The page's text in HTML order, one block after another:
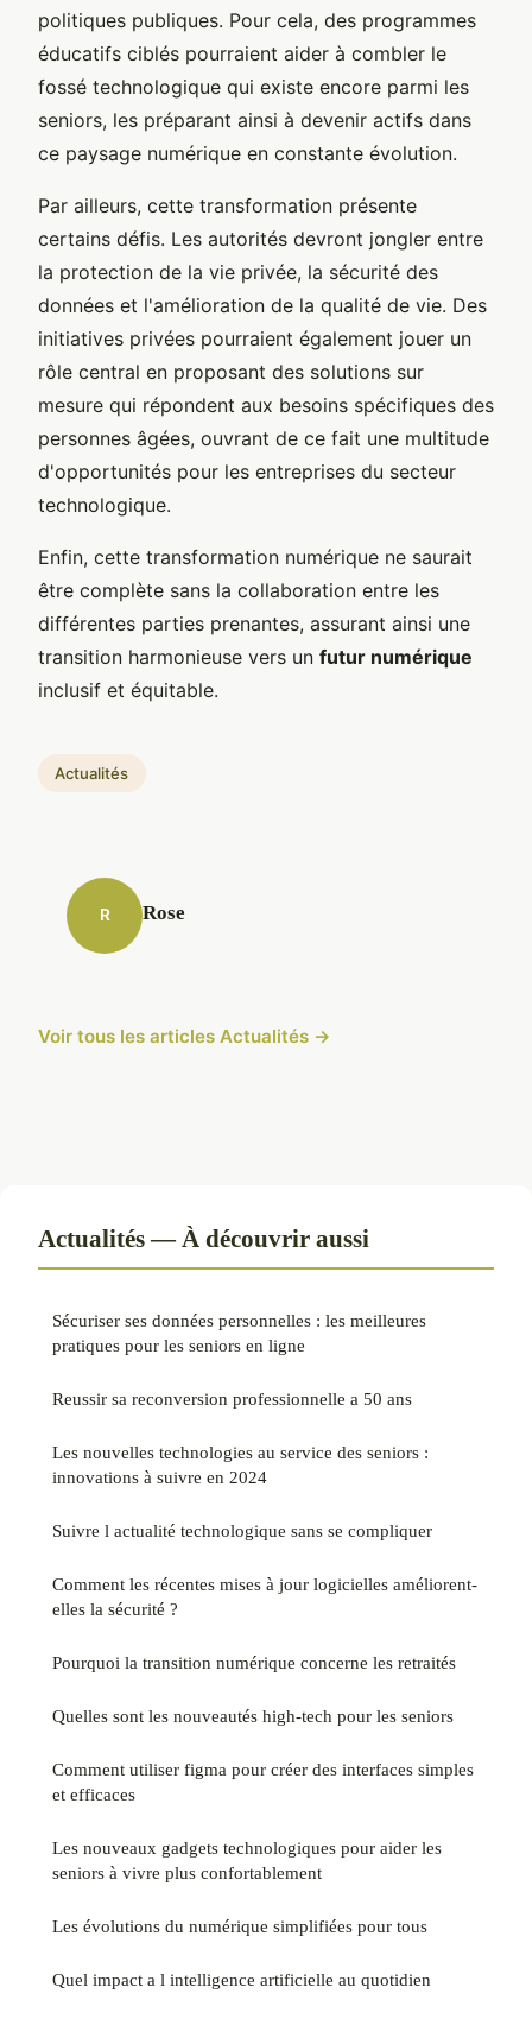
politiques publiques. Pour cela, des programmes
éducatifs ciblés pourraient aider à combler le
fossé technologique qui existe encore parmi les
seniors, les préparant ainsi à devenir actifs dans
ce paysage numérique en constante évolution.
Par ailleurs, cette transformation présente
certains défis. Les autorités devront jongler entre
la protection de la vie privée, la sécurité des
données et l'amélioration de la qualité de vie. Des
initiatives privées pourraient également jouer un
rôle central en proposant des solutions sur
mesure qui répondent aux besoins spécifiques des
personnes âgées, ouvrant de ce fait une multitude
d'opportunités pour les entreprises du secteur
technologique.
Enfin, cette transformation numérique ne saurait
être complète sans la collaboration entre les
différentes parties prenantes, assurant ainsi une
transition harmonieuse vers un futur numérique
inclusif et équitable.
Actualités
R Rose
Voir tous les articles Actualités →
Actualités — À découvrir aussi
Sécuriser ses données personnelles : les meilleures
pratiques pour les seniors en ligne
Reussir sa reconversion professionnelle a 50 ans
Les nouvelles technologies au service des seniors :
innovations à suivre en 2024
Suivre l actualité technologique sans se compliquer
Comment les récentes mises à jour logicielles améliorent-
elles la sécurité ?
Pourquoi la transition numérique concerne les retraités
Quelles sont les nouveautés high-tech pour les seniors
Comment utiliser figma pour créer des interfaces simples
et efficaces
Les nouveaux gadgets technologiques pour aider les
seniors à vivre plus confortablement
Les évolutions du numérique simplifiées pour tous
Quel impact a l intelligence artificielle au quotidien